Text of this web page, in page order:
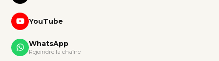
YouTube
WhatsApp
Rejoindre la chaîne